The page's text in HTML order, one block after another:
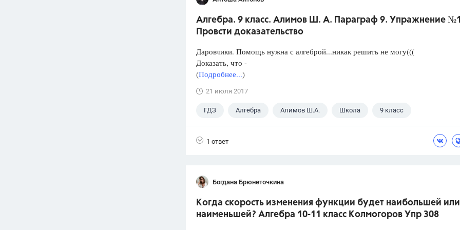
Алгебра. 9 класс. Алимов Ш. А. Параграф 9. Упражнение
Провсти доказательство
Даровчики. Помощь нужна с алгеброй...никак решить не могу(((
Доказать, что -
(Подробнее...)
21 июля 2017
ГДЗ Алгебра Алимов Ш.А. Школа 9 класс
1 ответ
Богдана Брюнеточкина
Когда скорость изменения функции будет наибольшей или
наименьшей? Алгебра 10-11 класс Колмогоров Упр 308